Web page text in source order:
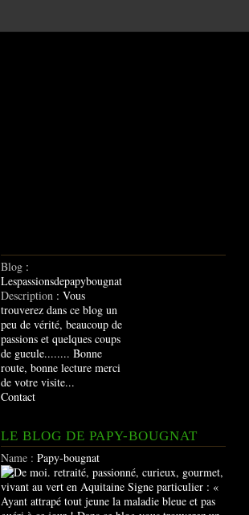
Blog :
Lespassionsdepapybougnat
Description : Vous
trouverez dans ce blog un
peu de vérité, beaucoup de
passions et quelques coups
de gueule........ Bonne
route, bonne lecture merci
de votre visite...
Contact
LE BLOG DE PAPY-BOUGNAT
Name : Papy-bougnat